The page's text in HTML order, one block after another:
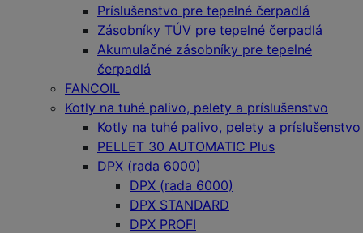
Príslušenstvo pre tepelné čerpadlá
Zásobníky TÚV pre tepelné čerpadlá
Akumulačné zásobníky pre tepelné
čerpadlá
FANCOIL
Kotly na tuhé palivo, pelety a príslušenstvo
Kotly na tuhé palivo, pelety a príslušenstvo
PELLET 30 AUTOMATIC Plus
DPX (rada 6000)
DPX (rada 6000)
DPX STANDARD
DPX PROFI